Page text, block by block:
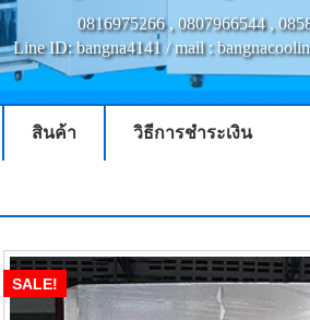
0816975266 , 0807966544 ,
Line ID: bangna4141 / mail :
สินค้า วิธีการชำระเงิน
SALE!